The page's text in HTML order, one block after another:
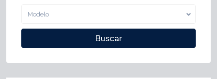
Modelo